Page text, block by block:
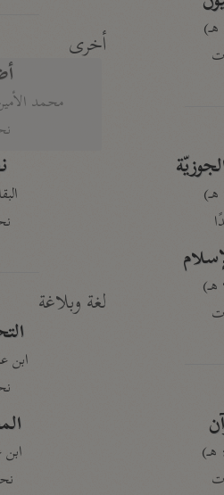
أخرى
محمد الأمين
نحو
لغة وبلاغة
ابن
ابن
نحو